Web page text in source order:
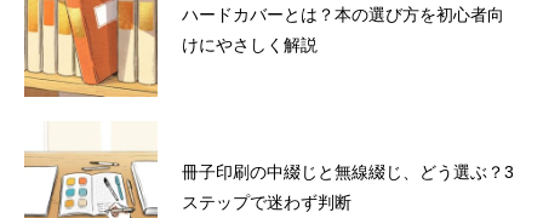
ハードカバーとは？本の選び方を初心者向
けにやさしく解説
冊子印刷の中綴じと無線綴じ、どう選ぶ？3
ステップで迷わず判断